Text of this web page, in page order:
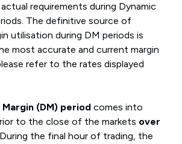
requirements during Dynamic
The definitive source of
utilisation during DM periods is
most accurate and current margin
refer to the rates displayed
Margin (DM) periodcomes into
to the close of the markets over
During the final hour of trading, the